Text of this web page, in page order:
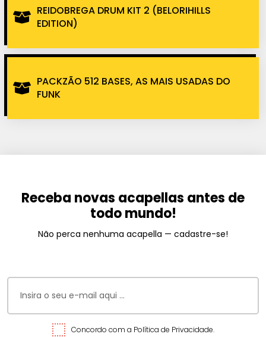
REIDOBREGA DRUM KIT 2 (BELORIHILLS
EDITION)
PACKZÃO 512 BASES, AS MAIS USADAS DO
FUNK
Receba novas acapellas antes de
todo mundo!
Não perca nenhuma acapella — cadastre-se!
Concordo com a Política de Privacidade.